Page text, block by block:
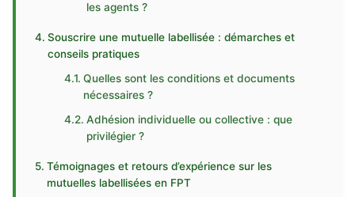
les agents ?
Souscrire une mutuelle labellisée : démarches et
conseils pratiques
Quelles sont les conditions et documents
nécessaires ?
Adhésion individuelle ou collective : que
privilégier ?
Témoignages et retours d’expérience sur les
mutuelles labellisées en FPT